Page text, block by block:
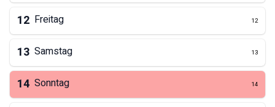
12 Freitag 12
13 Samstag 13
14 Sonntag 14